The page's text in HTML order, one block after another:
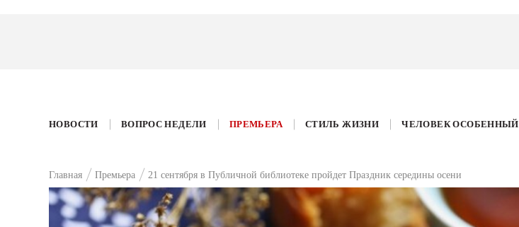
НОВОСТИ ВОПРОС НЕДЕЛИ ПРЕМЬЕРА СТИЛЬ ЖИЗНИ ЧЕЛОВЕК ОСОБЕННЫЙ
Главная Премьера 21 сентября в Публичной библиотеке пройдет Праздник середины осени